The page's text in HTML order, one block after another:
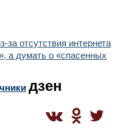
за отсутствия интернета
а думать о «спасенных
дзен